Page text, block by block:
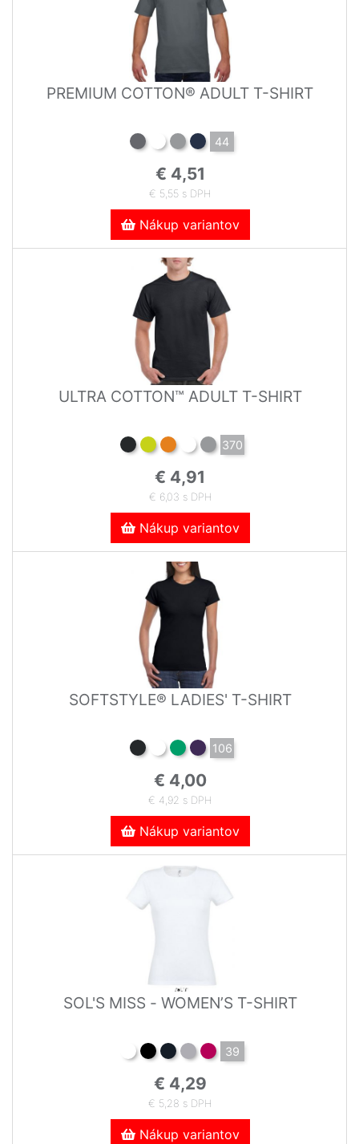
PREMIUM COTTON® ADULT T-SHIRT
44
€ 4,51
€ 5,55 s DPH
Nákup variantov
ULTRA COTTON™ ADULT T-SHIRT
370
€ 4,91
€ 6,03 s DPH
Nákup variantov
SOFTSTYLE® LADIES' T-SHIRT
106
€ 4,00
€ 4,92 s DPH
Nákup variantov
SOL'S MISS - WOMEN’S T-SHIRT
39
€ 4,29
€ 5,28 s DPH
Nákup variantov